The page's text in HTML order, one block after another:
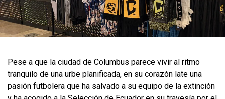
Pese a que la ciudad de Columbus parece vivir al ritmo
tranquilo de una urbe planificada, en su corazón late una
pasión futbolera que ha salvado a su equipo de la extinción